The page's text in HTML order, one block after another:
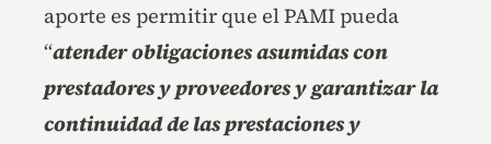
aporte es permitir que el PAMI pueda
“atender obligaciones asumidas con
prestadores y proveedores y garantizar la
continuidad de las prestaciones y